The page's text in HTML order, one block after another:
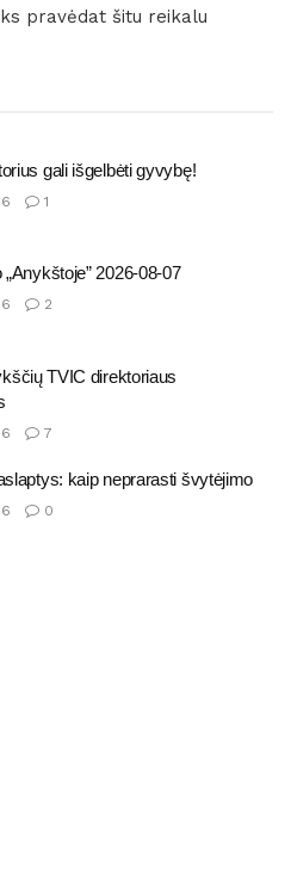
pravėdat šitu reikalu
gali išgelbėti gyvybę!
1
2026-08-07
2
TVIC direktoriaus
7
kaip neprarasti švytėjimo
0